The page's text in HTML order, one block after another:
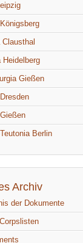
Clausthal
Heidelberg
Gießen
Berlin
Archiv
der Dokumente